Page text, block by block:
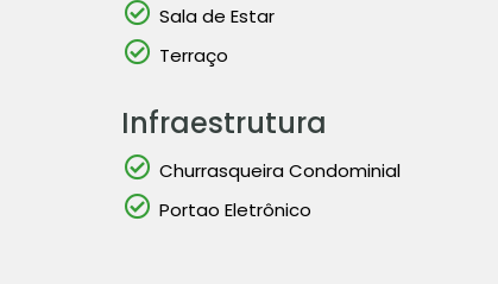
Sala de Estar
Terraço
Infraestrutura
Churrasqueira Condominial
Portao Eletrônico